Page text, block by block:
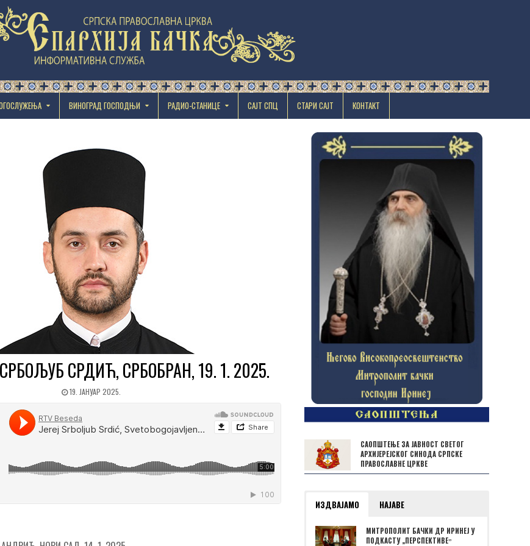
ВИНОГРАД ГОСПОДЊИ РАДИО-СТАНИЦЕ САЈТ СПЦ СТАРИ САЈТ КОНТАКТ
СРДИЋ, СРБОБРАН, 19. 1. 2025.
19. ЈАНУАР 2025.
САОПШТЕЊЕ ЗА ЈАВНОСТ СВЕТОГ
АРХИЈЕРЕЈСКОГ СИНОДА СРПСКЕ
ПРАВОСЛАВНЕ ЦРКВЕ
ИЗДВАЈАМО НАЈАВЕ
МИТРОПОЛИТ БАЧКИ ДР ИРИНЕЈ У
ПОДКАСТУ „ПЕРСПЕКТИВЕˮ